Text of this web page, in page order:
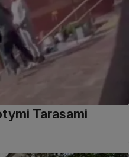
Tarasami